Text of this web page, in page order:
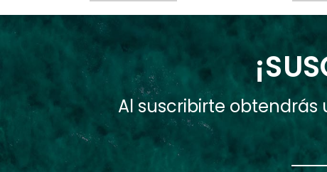
Al suscribirte